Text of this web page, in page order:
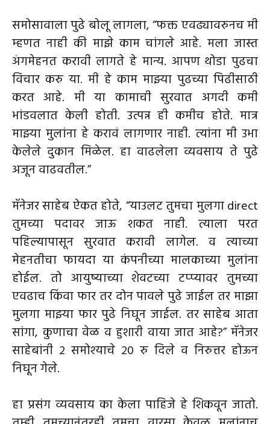
समोसावाला पुढे बोलू लागला, “फक्त एवढ्यावरुनच मी
म्हणत नाही की माझे काम चांगले आहे. मला जास्त
अंगमेहनत करावी लागते हे मान्य. आपण थोडा पुढचा
विचार करु या. मी हे काम माझ्या पुढच्या पिढीसाठी
करत आहे. मी या कामाची सुरवात अगदी कमी
भांडवलात केली होती. उत्पन्न ही कमीच होते. मात्र
माझ्या मुलांना हे करावं लागणार नाही. त्यांना मी उभा
केलेले दुकान मिळेल. हा वाढलेला व्यवसाय ते पुढे
अजून वाढवतील.”
मॅनेजर साहेब ऐकत होते, “याउलट तुमचा मुलगा direct
तुमच्या पदावर जाऊ शकत नाही. त्याला परत
पहिल्यापासून सुरवात करावी लागेल. व त्याच्या
मेहनतीचा फायदा या कंपनीच्या मालकाच्या मुलांना
होईल. तो आयुष्याच्या शेवटच्या टप्प्यावर तुमच्या
एवढाच किंवा फार तर दोन पावले पुढे जाईल तर माझा
मुलगा माझ्या फार पुढे निघून जाईल. तर साहेब आता
सांगा, कुणाचा वेळ व हुशारी वाया जात आहे?” मॅनेजर
साहेबांनी २ समोश्याचे २० रु दिले व निरुत्तर होऊन
निघून गेले.
हा प्रसंग व्यवसाय का केला पाहिजे हे शिकवून जातो.